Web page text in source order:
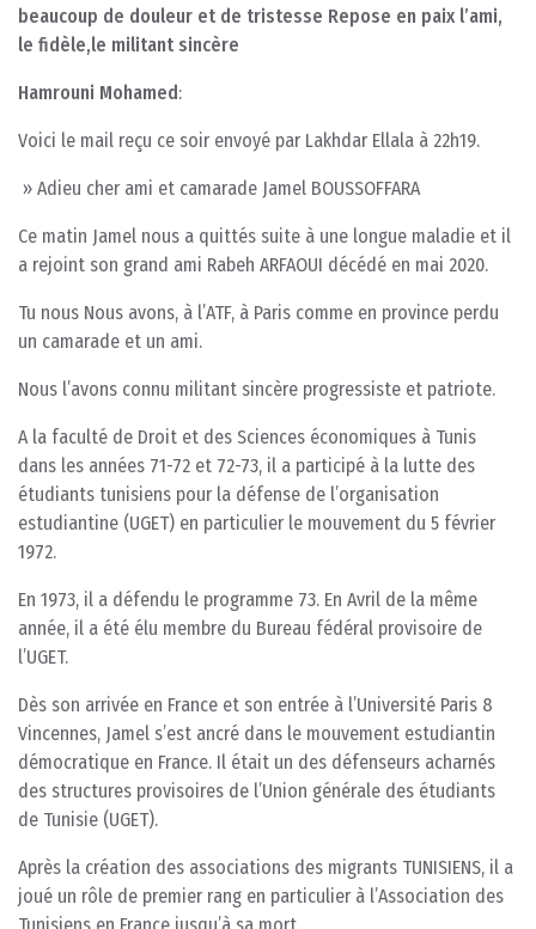
beaucoup de douleur et de tristesse Repose en paix l’ami,
le fidèle,le militant sincère
Hamrouni Mohamed:
Voici le mail reçu ce soir envoyé par Lakhdar Ellala à 22h19.
» Adieu cher ami et camarade Jamel BOUSSOFFARA
Ce matin Jamel nous a quittés suite à une longue maladie et il
a rejoint son grand ami Rabeh ARFAOUI décédé en mai 2020.
Tu nous Nous avons, à l’ATF, à Paris comme en province perdu
un camarade et un ami.
Nous l’avons connu militant sincère progressiste et patriote.
A la faculté de Droit et des Sciences économiques à Tunis
dans les années 71-72 et 72-73, il a participé à la lutte des
étudiants tunisiens pour la défense de l’organisation
estudiantine (UGET) en particulier le mouvement du 5 février
1972.
En 1973, il a défendu le programme 73. En Avril de la même
année, il a été élu membre du Bureau fédéral provisoire de
l’UGET.
Dès son arrivée en France et son entrée à l’Université Paris 8
Vincennes, Jamel s’est ancré dans le mouvement estudiantin
démocratique en France. Il était un des défenseurs acharnés
des structures provisoires de l’Union générale des étudiants
de Tunisie (UGET).
Après la création des associations des migrants TUNISIENS, il a
joué un rôle de premier rang en particulier à l’Association des